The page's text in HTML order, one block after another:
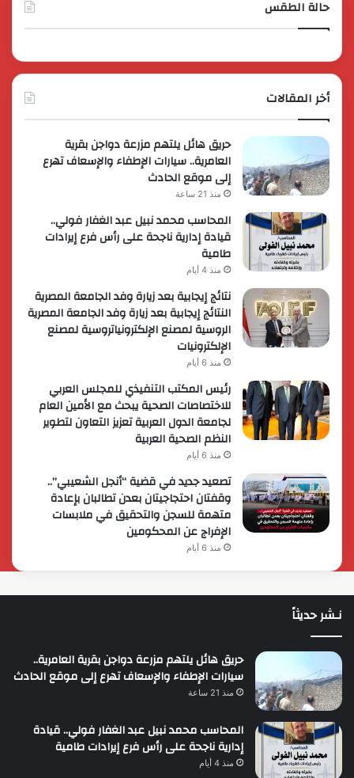
حالة الطقس
أخر المقالات
حريق هائل يلتهم مزرعة دواجن بقرية
العامرية.. سيارات الإطفاء والإسعاف تهرع
إلى موقع الحادث
منذ 21 ساعة
المحاسب محمد نبيل عبد الغفار فولي..
قيادة إدارية ناجحة على رأس فرع إيرادات
طامية
منذ 4 أيام
نتائج إيجابية بعد زيارة وفد الجامعة المصرية
النتائج إيجابية بعد زيارة وفد الجامعة المصرية
الروسية لمصنع الإلكترونياتروسية لمصنع
الإلكترونيات
منذ 6 أيام
رئيس المكتب التنفيذي للمجلس العربي
للاختصاصات الصحية يبحث مع الأمين العام
لجامعة الدول العربية تعزيز التعاون لتطوير
النظم الصحية العربية
منذ 6 أيام
تصعيد جديد في قضية “أنجل الشعيبي”..
وقفتان احتجاجيتان بعدن تطالبان بإعادة
متهمة للسجن والتحقيق في ملابسات
الإفراج عن المحكومين
منذ 6 أيام
نـشر حديثاً
حريق هائل يلتهم مزرعة دواجن بقرية العامرية..
سيارات الإطفاء والإسعاف تهرع إلى موقع الحادث
منذ 21 ساعة
المحاسب محمد نبيل عبد الغفار فولي.. قيادة
إدارية ناجحة على رأس فرع إيرادات طامية
منذ 4 أيام